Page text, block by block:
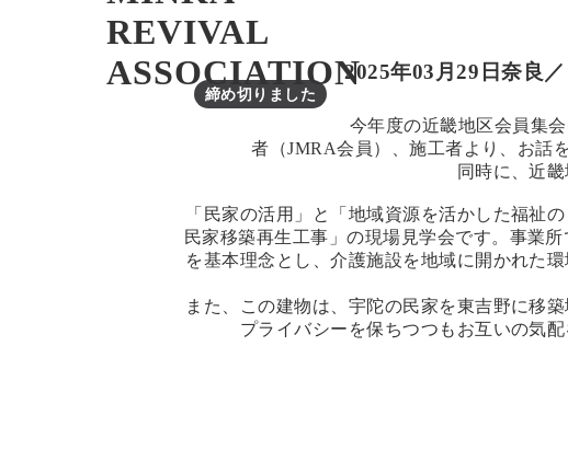
締め切りました
2025年03月29日奈良
今年度の近畿地区会員集
者（JMRA会員）、施工者より、お話
同時に、近
「民家の活用」と「地域資源を活かした福祉
民家移築再生工事」の現場見学会です。事業
を基本理念とし、介護施設を地域に開かれた
また、この建物は、宇陀の民家を東吉野に移
プライバシーを保ちつつもお互いの気